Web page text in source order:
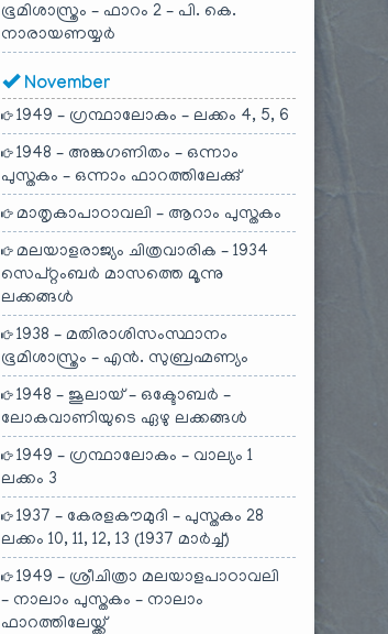
ഭൂമിശാസ്ത്രം – ഫാറം 2 – പി. കെ.
നാരായണയ്യർ
November
1949 – ഗ്രന്ഥാലോകം – ലക്കം 4, 5, 6
1948 – അങ്കഗണിതം – ഒന്നാം
പുസ്തകം – ഒന്നാം ഫാറത്തിലേക്കു്
മാതൃകാപാഠാവലി – ആറാം പുസ്തകം
മലയാളരാജ്യം ചിത്രവാരിക – 1934
സെപ്റ്റംബർ മാസത്തെ മൂന്നു
ലക്കങ്ങൾ
1938 – മതിരാശിസംസ്ഥാനം
ഭൂമിശാസ്ത്രം – എൻ. സുബ്രഹ്മണ്യം
1948 – ജൂലായ് – ഒക്ടോബർ –
ലോകവാണിയുടെ ഏഴു ലക്കങ്ങൾ
1949 – ഗ്രന്ഥാലോകം – വാല്യം 1
ലക്കം 3
1937 – കേരളകൗമുദി – പുസ്തകം 28
ലക്കം 10, 11, 12, 13 (1937 മാർച്ച്)
1949 – ശ്രീചിത്രാ മലയാളപാഠാവലി
– നാലാം പുസ്തകം – നാലാം
ഫാറത്തിലേയ്ക്ക്